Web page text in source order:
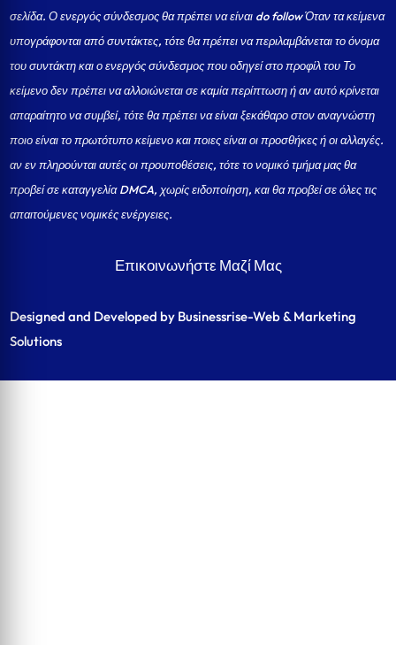
σελίδα.Ο ενεργός σύνδεσμος θα πρέπει να είναι do follow Όταν τα κείμενα
υπογράφονται από συντάκτες, τότε θα πρέπει να περιλαμβάνεται το όνομα
του συντάκτη και ο ενεργός σύνδεσμος που οδηγεί στο προφίλ του Το
κείμενο δεν πρέπει να αλλοιώνεται σε καμία περίπτωση ή αν αυτό κρίνεται
απαραίτητο να συμβεί, τότε θα πρέπει να είναι ξεκάθαρο στον αναγνώστη
ποιο είναι το πρωτότυπο κείμενο και ποιες είναι οι προσθήκες ή οι αλλαγές.
αν εν πληρούνται αυτές οι προυποθέσεις, τότε το νομικό τμήμα μας θα
προβεί σε καταγγελία DMCA, χωρίς ειδοποίηση, και θα προβεί σε όλες τις
απαιτούμενες νομικές ενέργειες.
Επικοινωνήστε Μαζί Μας
Designed and Developed by Businessrise-Web & Marketing
Solutions